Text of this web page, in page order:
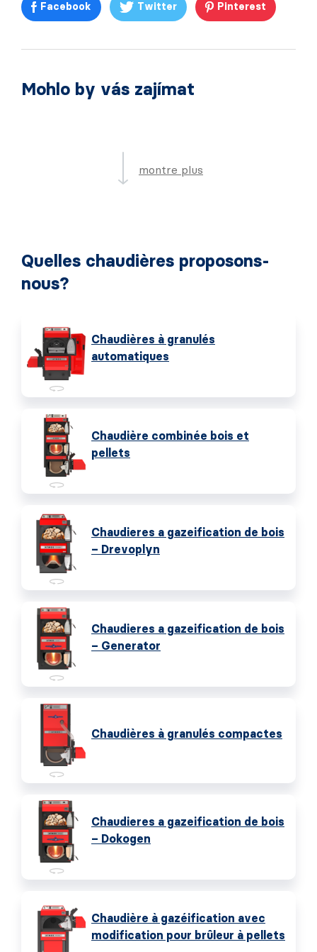
Facebook Twitter Pinterest
Mohlo by vás zajímat
montre plus
Quelles chaudières proposons-
nous?
Chaudières à granulés
automatiques
Chaudière combinée bois et
pellets
Chaudieres a gazeification de bois
– Drevoplyn
Chaudieres a gazeification de bois
– Generator
Chaudières à granulés compactes
Chaudieres a gazeification de bois
– Dokogen
Chaudière à gazéification avec
modification pour brûleur à pellets